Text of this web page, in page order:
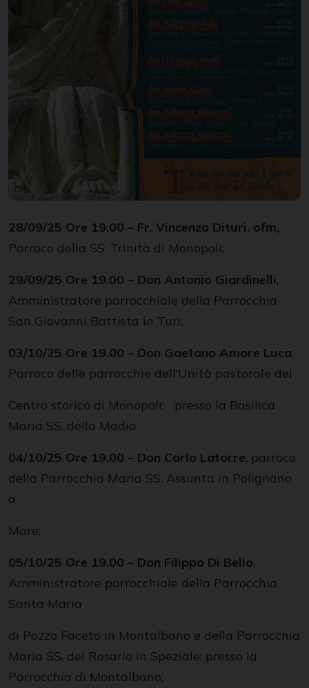
28/09/25 Ore 19.00 – Fr. Vincenzo Dituri, ofm,
Parroco della SS. Trinità di Monopoli;
29/09/25 Ore 19.00 – Don Antonio Giardinelli,
Amministratore parrocchiale della Parrocchia
San Giovanni Battista in Turi;
03/10/25 Ore 19.00 – Don Gaetano Amore Luca,
Parroco delle parrocchie dell’Unità pastorale del
Centro storico di Monopoli; presso la Basilica
Maria SS. della Madia
04/10/25 Ore 19.00 – Don Carlo Latorre, parroco
della Parrocchia Maria SS. Assunta in Polignano
a
Mare;
05/10/25 Ore 19.00 – Don Filippo Di Bello,
Amministratore parrocchiale della Parrocchia
Santa Maria
di Pozzo Faceto in Montalbano e della Parrocchia
Maria SS. del Rosario in Speziale; presso la
Parrocchia di Montalbano;